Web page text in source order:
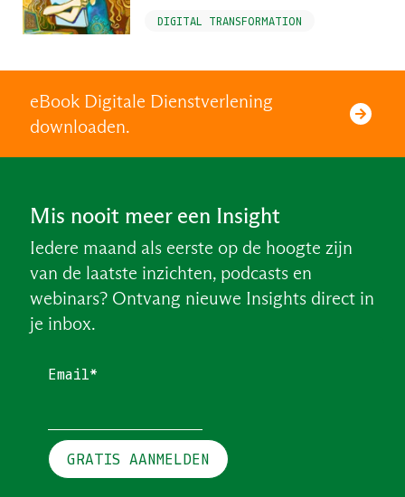
DIGITAL TRANSFORMATION
eBook Digitale Dienstverlening
downloaden.
Mis nooit meer een Insight
Iedere maand als eerste op de hoogte zijn
van de laatste inzichten, podcasts en
webinars? Ontvang nieuwe Insights direct in
je inbox.
Email*
GRATIS AANMELDEN